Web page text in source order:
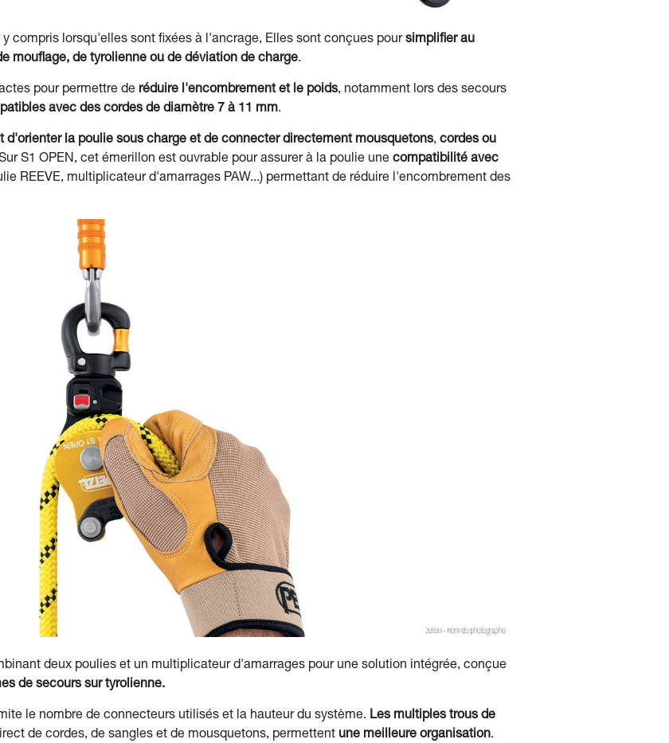
y compris lorsqu'elles sont fixées à l'ancrage, Elles sont conçues poursimplifier au
mouflage, de tyrolienne ou de déviation de charge.
pour permettre de réduire l'encombrement et le poids, notamment lors des secours
avec des cordes de diamètre 7 à 11 mm.
d'orienter la poulie sous charge et de connecter directement mousquetons, cordes ou
S1 OPEN, cet émerillon est ouvrable pour assurer à la poulie une compatibilité avec
REEVE, multiplicateur d'amarrages PAW...) permettant de réduire l'encombrement des
deux poulies et un multiplicateur d'amarrages pour une solution intégrée, conçue
de secours sur tyrolienne.
le nombre de connecteurs utilisés et la hauteur du système. Les multiples trous de
de cordes, de sangles et de mousquetons, permettent une meilleure organisation.